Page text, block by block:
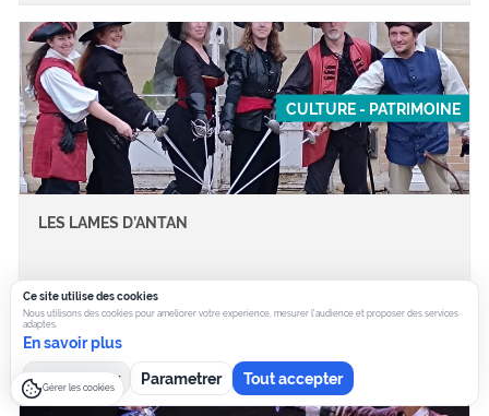
CULTURE - PATRIMOINE
LES LAMES D’ANTAN
AFFICHER PLUS D'INFOS
Ce site utilise des cookies
Nous utilisons des cookies pour ameliorer votre experience, mesurer l’audience et proposer des services
adaptes.
En savoir plus
Tout refuser Parametrer Tout accepter
Gérer les cookies